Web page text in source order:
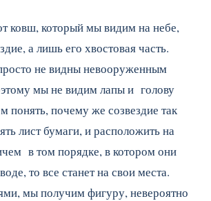
ковш, который мы видим на небе,
а лишь его хвостовая часть.
не видны невооруженным
мы не видим лапы и голову
понять, почему же созвездие так
лист бумаги, и расположить на
в том порядке, в котором они
то все станет на свои места.
мы получим фигуру, невероятно